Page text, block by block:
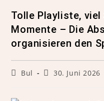
Tolle Playliste,
Momente – Die
organisieren den
Bul 30. Juni 2026